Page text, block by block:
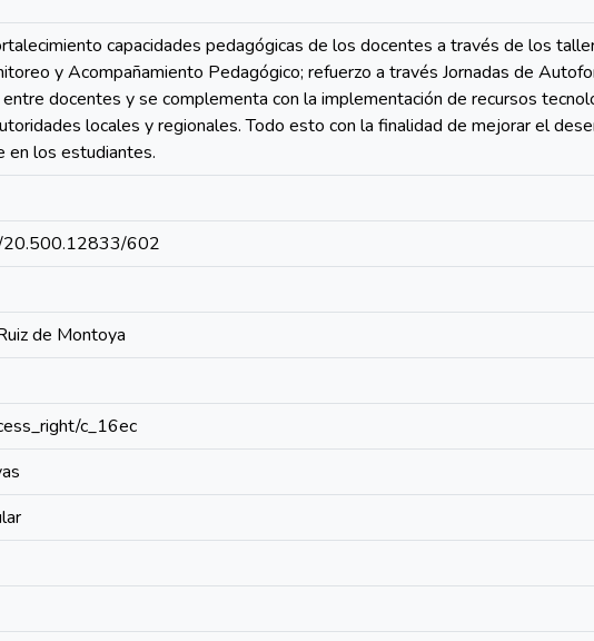
capacidades pedagógicas de los docentes a través de los
y Acompañamiento Pedagógico; refuerzo a través Jornadas de
docentes y se complementa con la implementación de recursos
locales y regionales. Todo esto con la finalidad de mejorar el
en los estudiantes.
20.500.12833/602
de Montoya
c_16ec